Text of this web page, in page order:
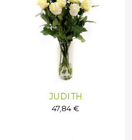
JUDITH
47,84 €